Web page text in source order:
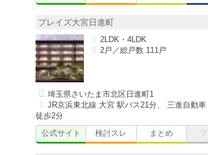
プレイズ大宮日進町
2LDK・4LDK
2戸／総戸数 111戸
埼玉県さいたま市北区日進町1
JR京浜東北線 大宮 駅バス21分、 三進自動
徒歩2分
公式サイト
検討スレ まとめ